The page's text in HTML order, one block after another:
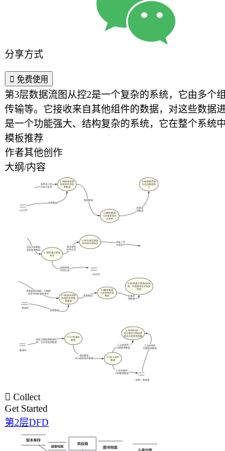
分享方式
 免费使用
第3层数据流图从控2是一个复杂的系统，它由多个
传输等。它接收来自其他组件的数据，对这些数据
是一个功能强大、结构复杂的系统，它在整个系统
模板推荐
作者其他创作
大纲/内容
 Collect
Get Started
第2层DFD